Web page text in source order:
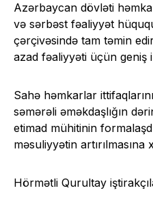
Azərbaycan dövləti
və sərbəst fəaliyyət
çərçivəsində tam təmin
azad fəaliyyəti üçün geniş
Sahə həmkarlar
səmərəli əməkdaşlığın
etimad mühitinin
məsuliyyətin
Hörmətli Qurultay